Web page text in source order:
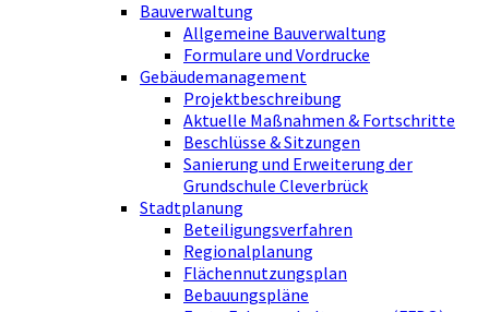
Bauverwaltung
Allgemeine Bauverwaltung
Formulare und Vordrucke
Gebäudemanagement
Projektbeschreibung
Aktuelle Maßnahmen & Fortschritte
Beschlüsse & Sitzungen
Sanierung und Erweiterung der
Grundschule Cleverbrück
Stadtplanung
Beteiligungsverfahren
Regionalplanung
Flächennutzungsplan
Bebauungspläne